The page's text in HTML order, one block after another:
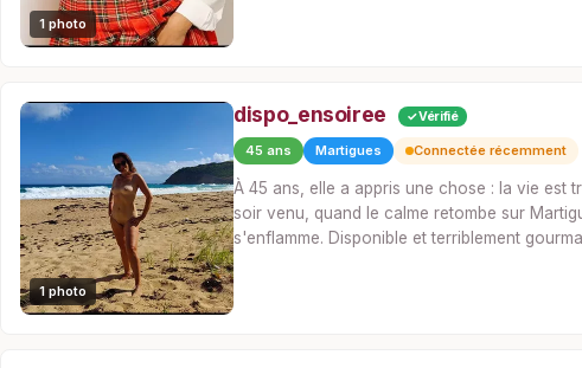
1 photo
1 photo
dispo_ensoiree ✓ Vérifié
45 ans Martigues Connectée récemment
À 45 ans, elle a appris une chose : la vie est
soir venu, quand le calme retombe sur
s'enflamme. Disponible et terriblement